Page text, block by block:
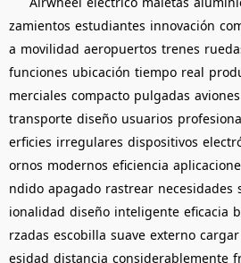
zamientos estudiantes innovación
a movilidad aeropuertos trenes
funciones ubicación tiempo real
merciales compacto pulgadas aviones
transporte diseño usuarios
erficies irregulares dispositivos
ornos modernos eficiencia
ndido apagado rastrear necesidades
ionalidad diseño inteligente eficacia
rzadas escobilla suave externo cargar
esidad distancia considerablemente